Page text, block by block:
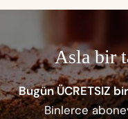
Asla bir
Bugün ÜCRETSIZ
Binlerce